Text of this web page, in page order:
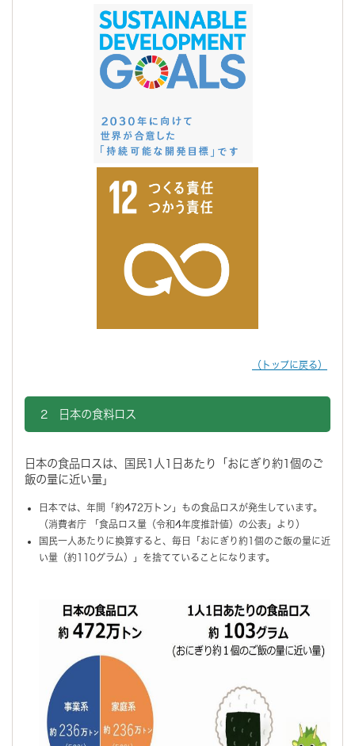
（トップに戻る）
2 日本の食料ロス
日本の食品ロスは、国民1人1日あたり「おにぎり約1個のご
飯の量に近い量」
日本では、年間「約472万トン」もの食品ロスが発生しています。
（消費者庁 「食品ロス量（令和4年度推計値）の公表」より）
国民一人あたりに換算すると、毎日「おにぎり約1個のご飯の量に近
い量（約110グラム）」を捨てていることになります。